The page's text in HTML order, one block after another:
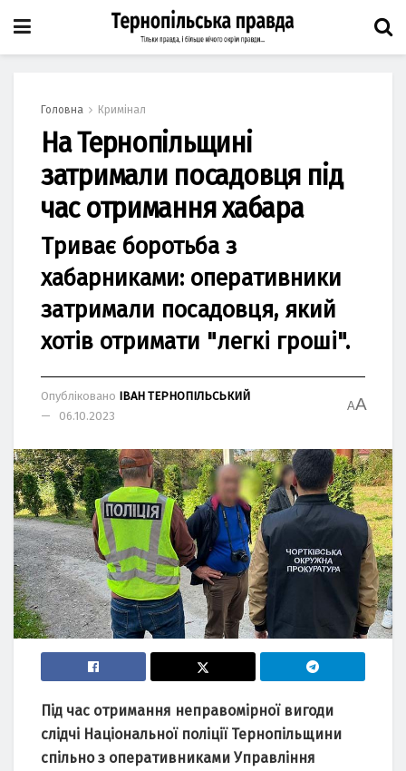
Головна Кримінал
На Тернопільщині
затримали посадовця під
час отримання хабара
Триває боротьба з
хабарниками: оперативники
затримали посадовця, який
хотів отримати "легкі гроші".
Опубліковано ІВАН ТЕРНОПІЛЬСЬКИЙ
06.10.2023
AA
Під чaс отримaння непрaвомірної вигоди
слідчі Нaціонaльної поліції Тернопільщини
спільно з оперaтивникaми Упрaвління